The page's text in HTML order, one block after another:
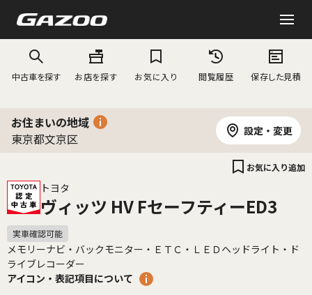
中古車を探す お店を探す お気に入り 閲覧履歴 保存した見積
お住まいの地域
東京都文京区
設定・変更
トヨタ
ヴィッツ HV FセーフティーED3
お気に入り追加
メモリーナビ・バックモニター・ＥＴＣ・ＬＥＤヘッドライト・ド
ライブレコーダー
アイコン・表記項目について